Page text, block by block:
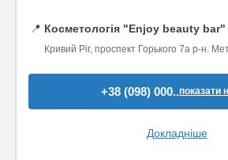
📍 Косметологія "Enjoy beauty bar"
Кривий Ріг, проспект Горького 7а р-н.
+38 (098) 000..показати
Докладніше